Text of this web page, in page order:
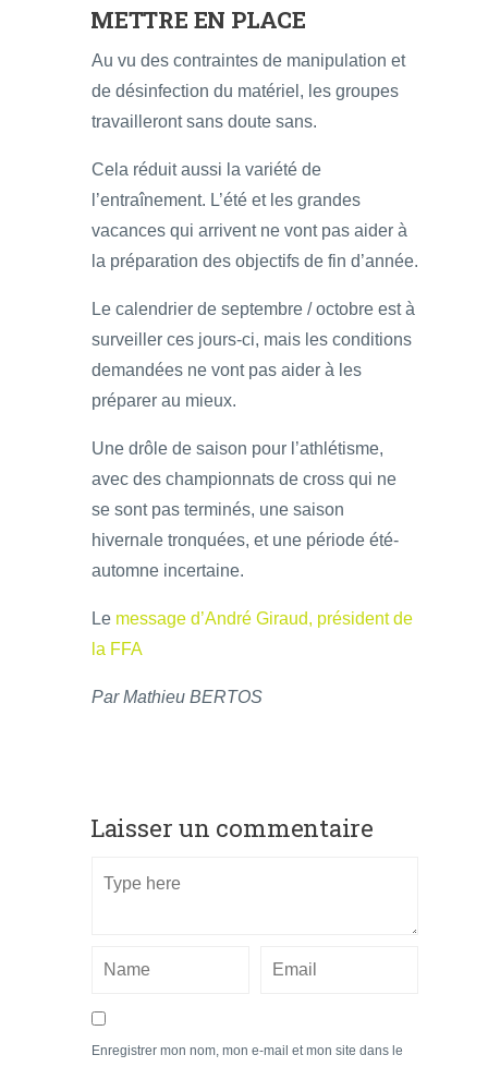
METTRE EN PLACE
Au vu des contraintes de manipulation et
de désinfection du matériel, les groupes
travailleront sans doute sans.
Cela réduit aussi la variété de
l’entraînement. L’été et les grandes
vacances qui arrivent ne vont pas aider à
la préparation des objectifs de fin d’année.
Le calendrier de septembre / octobre est à
surveiller ces jours-ci, mais les conditions
demandées ne vont pas aider à les
préparer au mieux.
Une drôle de saison pour l’athlétisme,
avec des championnats de cross qui ne
se sont pas terminés, une saison
hivernale tronquées, et une période été-
automne incertaine.
Le message d’André Giraud, président de
la FFA
Par Mathieu BERTOS
Laisser un commentaire
Enregistrer mon nom, mon e-mail et mon site dans le